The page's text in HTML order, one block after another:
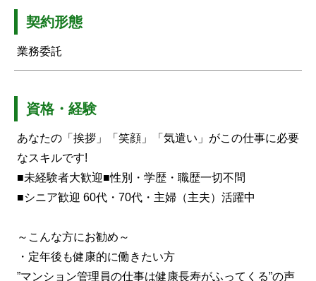
契約形態
業務委託
資格・経験
あなたの「挨拶」「笑顔」「気遣い」がこの仕事に必要
なスキルです!
■未経験者大歓迎■性別・学歴・職歴一切不問
■シニア歓迎 60代・70代・主婦（主夫）活躍中
～こんな方にお勧め～
・定年後も健康的に働きたい方
”マンション管理員の仕事は健康長寿がふってくる”の声